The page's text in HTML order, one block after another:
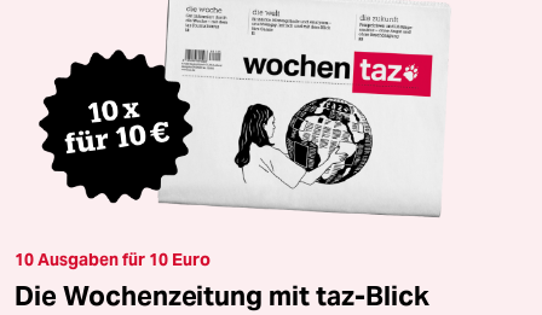
10 Ausgaben für 10 Euro
Die Wochenzeitung mit taz-Blick